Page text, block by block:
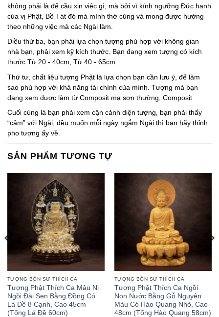
không phải là để cầu xin việc gì, mà bởi vì kính ngưỡng Đức hạnh
của vị Phật, Bồ Tát đó mà mình thờ cúng và mong được hướng
theo những việc mà các Ngài làm.
Điều thứ ba, bạn phải lựa chọn tượng phù hợp với không gian
nhà bạn, phải xem kỹ kích thước. Bạn đang xem tượng có kích
thước Từ 20 - 40cm, Từ 40 - 65cm.
Thứ tư, chất liệu tượng Phật là lựa chọn bạn cần lưu ý, để làm
sao phù hợp với khả năng tài chính của mình. Tượng mà bạn
đang xem được làm từ Composit mạ sơn thường, Composit
Cuối cùng là bạn phải xem cận cảnh diện tượng, bạn phải thấy
“cảm” với Ngài, đều muốn mỗi ngày ngắm Ngài thì bạn hãy thỉnh
pho tượng ấy về.
SẢN PHẨM TƯƠNG TỰ
TƯỢNG BỔN SƯ THÍCH CA
Tượng Phật Thích Ca Mâu Ni
Ngồi Đài Sen Bằng Đồng Có
Lá Đề 8 Cạnh, Cao 45cm
(Tổng Lá Đề 60cm)
TƯỢNG BỔN SƯ THÍCH CA
Tượng Phật Thích Ca Ngồi
Non Nước Bằng Gỗ Nguyên
Màu Có Hào Quang Nhỏ, Cao
48cm (Tổng Hào Quang 58cm)